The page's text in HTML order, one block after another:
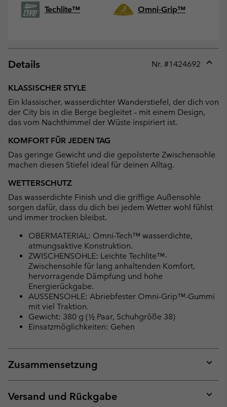
Techlite™ Omni-Grip™
Details Nr. #1424692
KLASSISCHER STYLE
Ein klassischer, wasserdichter Wanderstiefel, der dich von
der City bis in die Berge begleitet – mit einem Design,
das vom Nachthimmel der Wüste inspiriert ist.
KOMFORT FÜR JEDEN TAG
Das geringe Gewicht und die gepolsterte Zwischensohle
machen diesen Stiefel ideal für deinen Alltag.
WETTERSCHUTZ
Das wasserdichte Finish und die griffige Außensohle
sorgen dafür, dass du dich bei jedem Wetter wohl fühlst
und immer trocken bleibst.
OBERMATERIAL: Omni-Tech™ wasserdichte,
atmungsaktive Konstruktion.
ZWISCHENSOHLE: Leichte Techlite™-
Zwischensohle für lang anhaltenden Komfort,
hervorragende Dämpfung und hohe
Energierückgabe.
AUSSENSOHLE: Abriebfester Omni-Grip™-Gummi
mit viel Traktion.
Gewicht: 380 g (½ Paar, Schuhgröße 38)
Einsatzmöglichkeiten: Gehen
Zusammensetzung
or
Versand und Rückgabe